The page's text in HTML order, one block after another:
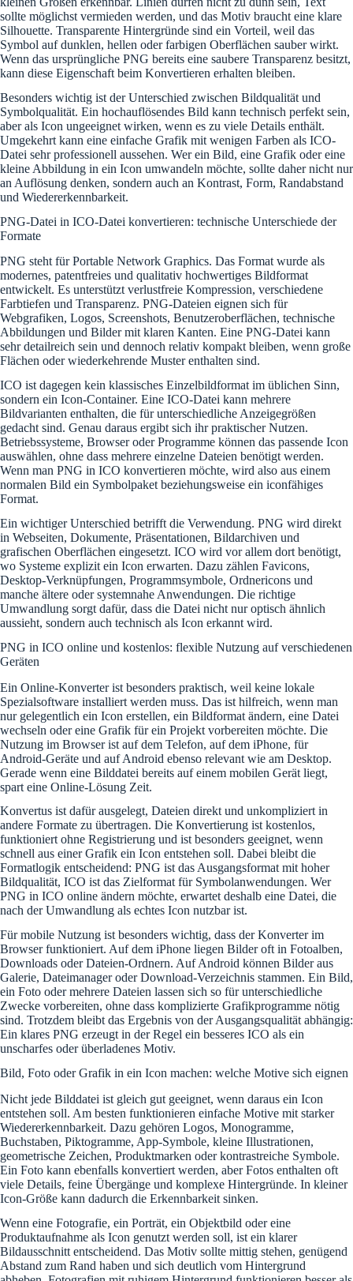
sollte möglichst vermieden werden, und das Motiv braucht eine klare
Silhouette. Transparente Hintergründe sind ein Vorteil, weil das
Symbol auf dunklen, hellen oder farbigen Oberflächen sauber wirkt.
Wenn das ursprüngliche PNG bereits eine saubere Transparenz besitzt,
kann diese Eigenschaft beim Konvertieren erhalten bleiben.
Besonders wichtig ist der Unterschied zwischen Bildqualität und
Symbolqualität. Ein hochauflösendes Bild kann technisch perfekt sein,
aber als Icon ungeeignet wirken, wenn es zu viele Details enthält.
Umgekehrt kann eine einfache Grafik mit wenigen Farben als ICO-
Datei sehr professionell aussehen. Wer ein Bild, eine Grafik oder eine
kleine Abbildung in ein Icon umwandeln möchte, sollte daher nicht nur
an Auflösung denken, sondern auch an Kontrast, Form, Randabstand
und Wiedererkennbarkeit.
PNG-Datei in ICO-Datei konvertieren: technische Unterschiede der
Formate
PNG steht für Portable Network Graphics. Das Format wurde als
modernes, patentfreies und qualitativ hochwertiges Bildformat
entwickelt. Es unterstützt verlustfreie Kompression, verschiedene
Farbtiefen und Transparenz. PNG-Dateien eignen sich für
Webgrafiken, Logos, Screenshots, Benutzeroberflächen, technische
Abbildungen und Bilder mit klaren Kanten. Eine PNG-Datei kann
sehr detailreich sein und dennoch relativ kompakt bleiben, wenn große
Flächen oder wiederkehrende Muster enthalten sind.
ICO ist dagegen kein klassisches Einzelbildformat im üblichen Sinn,
sondern ein Icon-Container. Eine ICO-Datei kann mehrere
Bildvarianten enthalten, die für unterschiedliche Anzeigegrößen
gedacht sind. Genau daraus ergibt sich ihr praktischer Nutzen.
Betriebssysteme, Browser oder Programme können das passende Icon
auswählen, ohne dass mehrere einzelne Dateien benötigt werden.
Wenn man PNG in ICO konvertieren möchte, wird also aus einem
normalen Bild ein Symbolpaket beziehungsweise ein iconfähiges
Format.
Ein wichtiger Unterschied betrifft die Verwendung. PNG wird direkt
in Webseiten, Dokumente, Präsentationen, Bildarchiven und
grafischen Oberflächen eingesetzt. ICO wird vor allem dort benötigt,
wo Systeme explizit ein Icon erwarten. Dazu zählen Favicons,
Desktop-Verknüpfungen, Programmsymbole, Ordnericons und
manche ältere oder systemnahe Anwendungen. Die richtige
Umwandlung sorgt dafür, dass die Datei nicht nur optisch ähnlich
aussieht, sondern auch technisch als Icon erkannt wird.
PNG in ICO online und kostenlos: flexible Nutzung auf verschiedenen
Geräten
Ein Online-Konverter ist besonders praktisch, weil keine lokale
Spezialsoftware installiert werden muss. Das ist hilfreich, wenn man
nur gelegentlich ein Icon erstellen, ein Bildformat ändern, eine Datei
wechseln oder eine Grafik für ein Projekt vorbereiten möchte. Die
Nutzung im Browser ist auf dem Telefon, auf dem iPhone, für
Android-Geräte und auf Android ebenso relevant wie am Desktop.
Gerade wenn eine Bilddatei bereits auf einem mobilen Gerät liegt,
spart eine Online-Lösung Zeit.
Konvertus ist dafür ausgelegt, Dateien direkt und unkompliziert in
andere Formate zu übertragen. Die Konvertierung ist kostenlos,
funktioniert ohne Registrierung und ist besonders geeignet, wenn
schnell aus einer Grafik ein Icon entstehen soll. Dabei bleibt die
Formatlogik entscheidend: PNG ist das Ausgangsformat mit hoher
Bildqualität, ICO ist das Zielformat für Symbolanwendungen. Wer
PNG in ICO online ändern möchte, erwartet deshalb eine Datei, die
nach der Umwandlung als echtes Icon nutzbar ist.
Für mobile Nutzung ist besonders wichtig, dass der Konverter im
Browser funktioniert. Auf dem iPhone liegen Bilder oft in Fotoalben,
Downloads oder Dateien-Ordnern. Auf Android können Bilder aus
Galerie, Dateimanager oder Download-Verzeichnis stammen. Ein Bild,
ein Foto oder mehrere Dateien lassen sich so für unterschiedliche
Zwecke vorbereiten, ohne dass komplizierte Grafikprogramme nötig
sind. Trotzdem bleibt das Ergebnis von der Ausgangsqualität abhängig:
Ein klares PNG erzeugt in der Regel ein besseres ICO als ein
unscharfes oder überladenes Motiv.
Bild, Foto oder Grafik in ein Icon machen: welche Motive sich eignen
Nicht jede Bilddatei ist gleich gut geeignet, wenn daraus ein Icon
entstehen soll. Am besten funktionieren einfache Motive mit starker
Wiedererkennbarkeit. Dazu gehören Logos, Monogramme,
Buchstaben, Piktogramme, App-Symbole, kleine Illustrationen,
geometrische Zeichen, Produktmarken oder kontrastreiche Symbole.
Ein Foto kann ebenfalls konvertiert werden, aber Fotos enthalten oft
viele Details, feine Übergänge und komplexe Hintergründe. In kleiner
Icon-Größe kann dadurch die Erkennbarkeit sinken.
Wenn eine Fotografie, ein Porträt, ein Objektbild oder eine
Produktaufnahme als Icon genutzt werden soll, ist ein klarer
Bildausschnitt entscheidend. Das Motiv sollte mittig stehen, genügend
Abstand zum Rand haben und sich deutlich vom Hintergrund